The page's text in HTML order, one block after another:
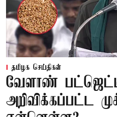
தமிழக செய்திகள்
வேளாண்
அறிவிக்கப்பட்ட